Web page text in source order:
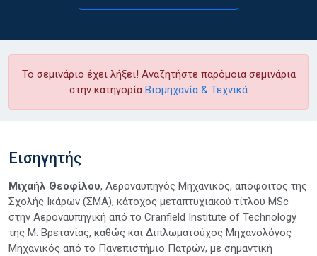
Το σεμινάριο έχει λήξει! Αναζητήστε παρόμοια σεμινάρια
στην κατηγορία Βιομηχανία & Τεχνικά
Εισηγητής
Μιχαήλ Θεοφίλου, Αεροναυπηγός Μηχανικός, απόφοιτος της
Σχολής Ικάρων (ΣΜΑ), κάτοχος μεταπτυχιακού τίτλου MSc
στην Αεροναυπηγική από το Cranfield Institute of Technology
της Μ. Βρετανίας, καθώς και Διπλωματούχος Μηχανολόγος
Μηχανικός από το Πανεπιστήμιο Πατρών, με σημαντική